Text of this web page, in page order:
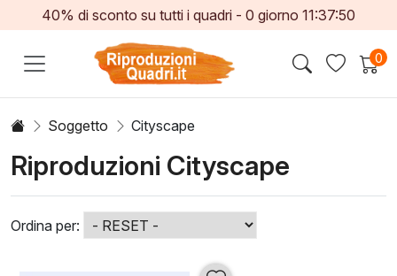
40% di sconto su tutti i quadri - 0 giorno 11:37:48
0
Soggetto Cityscape
Riproduzioni Cityscape
Ordina per: